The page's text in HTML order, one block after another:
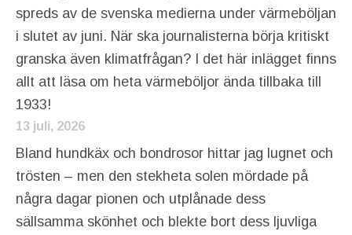
spreds av de svenska medierna under värmeböljan
i slutet av juni. När ska journalisterna börja kritiskt
granska även klimatfrågan? I det här inlägget finns
allt att läsa om heta värmeböljor ända tillbaka till
1933!
13 juli, 2026
Bland hundkäx och bondrosor hittar jag lugnet och
trösten – men den stekheta solen mördade på
några dagar pionen och utplånade dess
sällsamma skönhet och blekte bort dess ljuvliga